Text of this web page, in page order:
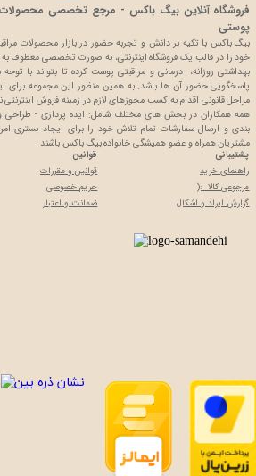
پشتیبانی
راهنمای خرید
مرجوعی کالا :(
گزارش ایراد و اشکال
قوانین
قوانین و مقررات
حریم خصوصی
ضمانت و اعتبار
فروشگاه آنلاین بیگ باکس - مرجع تخصصی محصولات
پوستی
خود را در قالب یک فروشگاه اینترنتی، به صورت تخصصی معطوف
بهداشتی روزانه، درمانی و مراقبتی پوست کرده تا بتواند با
پاسخگویی حضور آن ها باشد. به همین منظور این مجموعه برای
مراحل قانونی اقدام به کسب مجوزهای لازم در زمینه فروش
همه همکاران در بخش های مختلف شامل: ایده پردازی - طراحی و
بندی و ارسال سفارشات تمام تلاش خود را برای ایجاد بستری
مشتریان همراه و عضو همیشگی خانواده بیگ باکس باشند.